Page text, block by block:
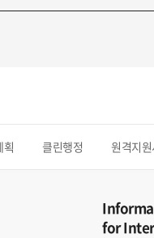
획 클린행정 원격지
for